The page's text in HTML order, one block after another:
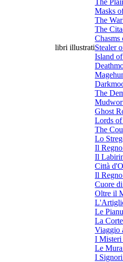
libri illustrati
Masks
The
The
Stealer
Island
The
Ghost
Lords
The
Lo
Il
Il
Città
Il
Cuore
Oltre il
Le
La
Viaggio
I Misteri
Le
I